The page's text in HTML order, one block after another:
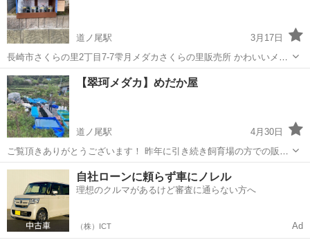
道ノ尾駅
3月17日
長崎市さくらの里2丁目7-7雫月メダカさくらの里販売所 かわいいメダ
カをあなたの手に✨
長崎 長崎市 道ノ尾駅 その他のペット
【翠珂メダカ】めだか屋
道ノ尾駅
4月30日
ご覧頂きありがとうございます！ 昨年に引き続き飼育場の方での販売
も開始致します。 当店は最新のメダカから人気種など様々取り扱って
おります。 また有名ブリーダーさんのブリード個体などもご連絡頂け
れば販売可能です。 ハイビ...
長崎 長崎市 道ノ尾駅 ペット
自社ローンに頼らず車にノレル
理想のクルマがあるけど審査に通らない方へ
（株）ICT Ad